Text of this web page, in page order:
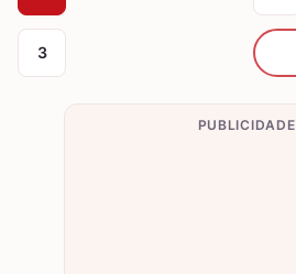
3
PUBLICIDADE